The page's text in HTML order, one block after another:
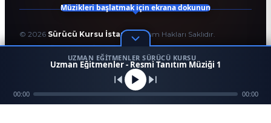
© 2026 Sürücü Kursu İstanbul. Tüm Hakları Saklıdır.
T.C. Milli Eğitim Bakanlığı Onaylı Resmi Eğitim Kurumudur.
Kodlama ve Tasarım:Enver Çağlar
Ara
1
Konum Mezun
Müzikleri başlatmak için ekrana dokunun
UZMAN EĞITMENLER SÜRÜCÜ KURSU
Uzman Eğitmenler - Resmi Tanıtım Müziği 1
00:00 00:00